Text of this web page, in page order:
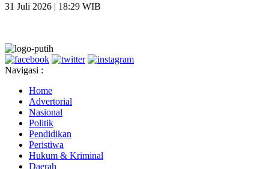
31 Juli 2026 | 18:29 WIB
Navigasi :
Home
Advertorial
Nasional
Politik
Pendidikan
Peristiwa
Hukum & Kriminal
Daerah